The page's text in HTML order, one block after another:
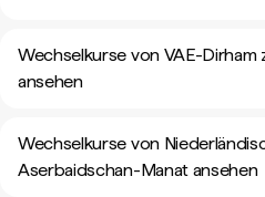
Wechselkurse von VAE-
ansehen
Wechselkurse von
Aserbaidschan-Manat ansehen